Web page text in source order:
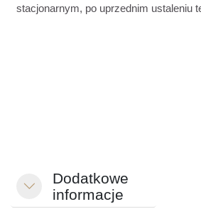
stacjonarnym, po uprzednim ustaleniu
Свернуть
Dodatkowe
informacje